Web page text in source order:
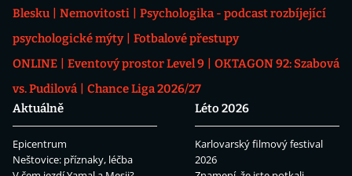
Blesku
Nemovitosti
Psychologika - podcast rozbíjející
psychologické mýty
Fotbalové přestupy
ONLINE
Eventový prostor Level 9
OKTAGON 92: Szabová
vs. Pudilová
Chance Liga 2026/27
Aktuálně
Epicentrum
Neštovice: příznaky, léčba
Léto 2026
Karlovarský filmový festival
2026